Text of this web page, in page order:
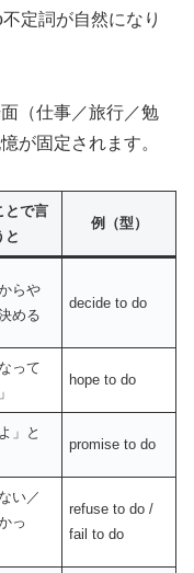
定詞が自然になり
（仕事／旅行／勉
が固定されます。
とで言
と
例（型）
らや
める
decide to do
って
hope to do
」と
promise to do
い／
っ
refuse to do /
fail to do